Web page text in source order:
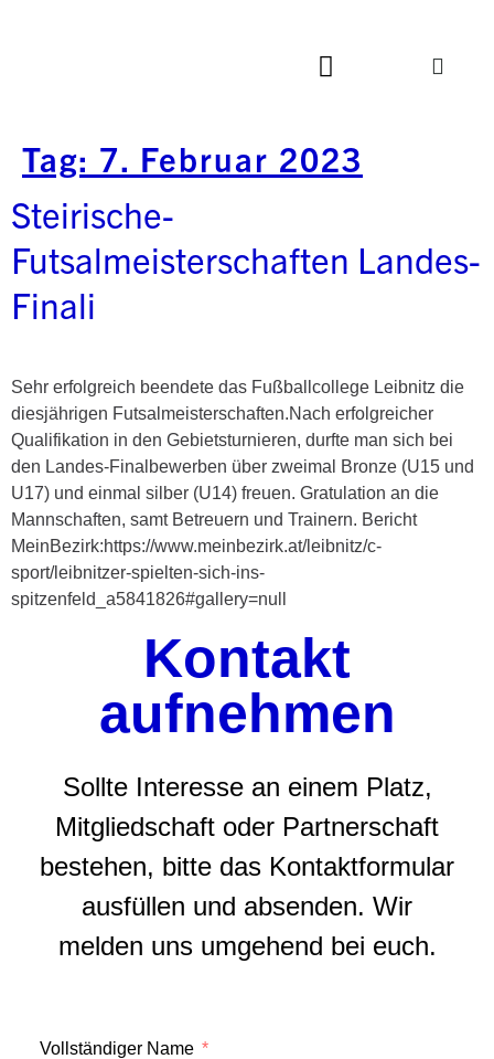
Tag: 7. Februar 2023
Steirische-
Futsalmeisterschaften Landes-
Finali
Sehr erfolgreich beendete das Fußballcollege Leibnitz die
diesjährigen Futsalmeisterschaften.Nach erfolgreicher
Qualifikation in den Gebietsturnieren, durfte man sich bei
den Landes-Finalbewerben über zweimal Bronze (U15 und
U17) und einmal silber (U14) freuen. Gratulation an die
Mannschaften, samt Betreuern und Trainern. Bericht
MeinBezirk:https://www.meinbezirk.at/leibnitz/c-
sport/leibnitzer-spielten-sich-ins-
spitzenfeld_a5841826#gallery=null
Kontakt
aufnehmen
Sollte Interesse an einem Platz,
Mitgliedschaft oder Partnerschaft
bestehen, bitte das Kontaktformular
ausfüllen und absenden. Wir
melden uns umgehend bei euch.
Vollständiger Name